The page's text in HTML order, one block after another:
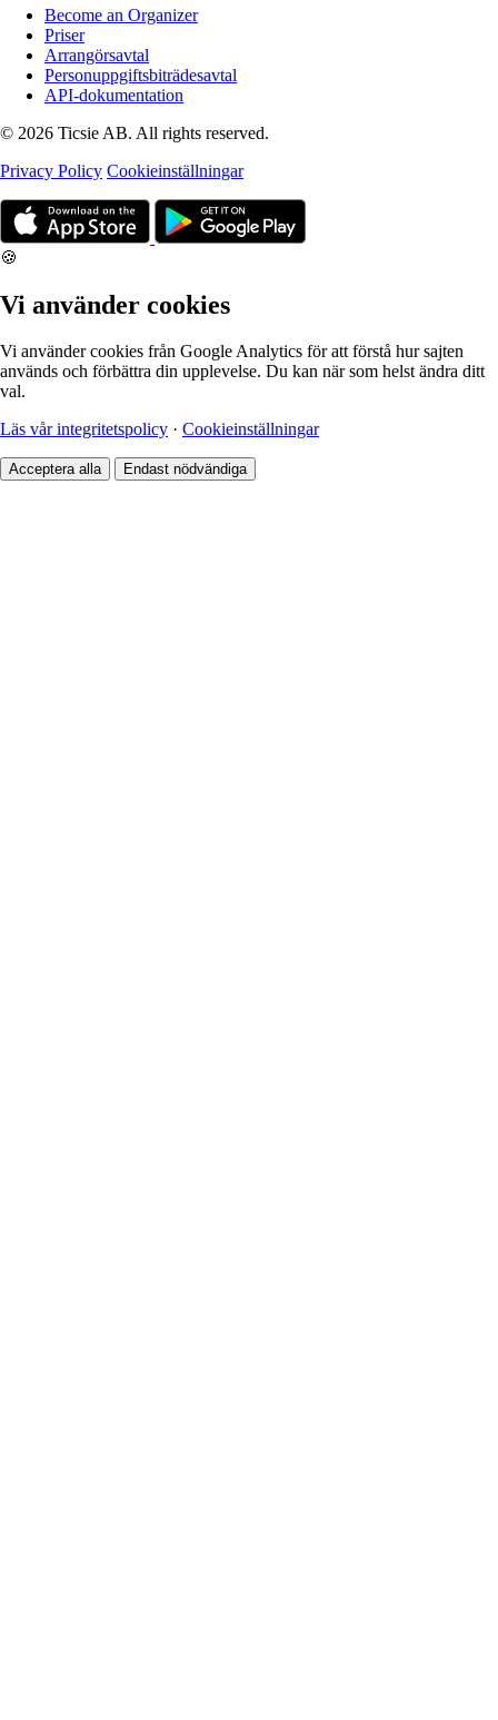
Become an Organizer
Priser
Arrangörsavtal
Personuppgiftsbiträdesavtal
API-dokumentation
© 2026 Ticsie AB. All rights reserved.
Privacy Policy Cookieinställningar
🍪
Vi använder cookies
Vi använder cookies från Google Analytics för att förstå hur sajten
används och förbättra din upplevelse. Du kan när som helst ändra ditt
val.
Läs vår integritetspolicy · Cookieinställningar
Acceptera alla Endast nödvändiga